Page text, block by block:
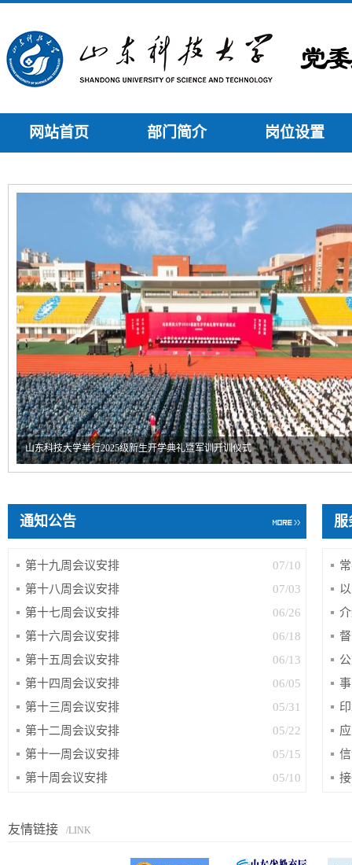
网站首页 部门简介 岗位设置
山东科技大学举行2025级新生开学典礼暨军训开训仪式
通知公告
07/10
第十九周会议安排
07/03
第十八周会议安排
06/26
第十七周会议安排
06/18
第十六周会议安排
06/13
第十五周会议安排
06/05
第十四周会议安排
05/31
第十三周会议安排
05/22
第十二周会议安排
05/15
第十一周会议安排
05/10
第十周会议安排
服
友情链接 /LINK